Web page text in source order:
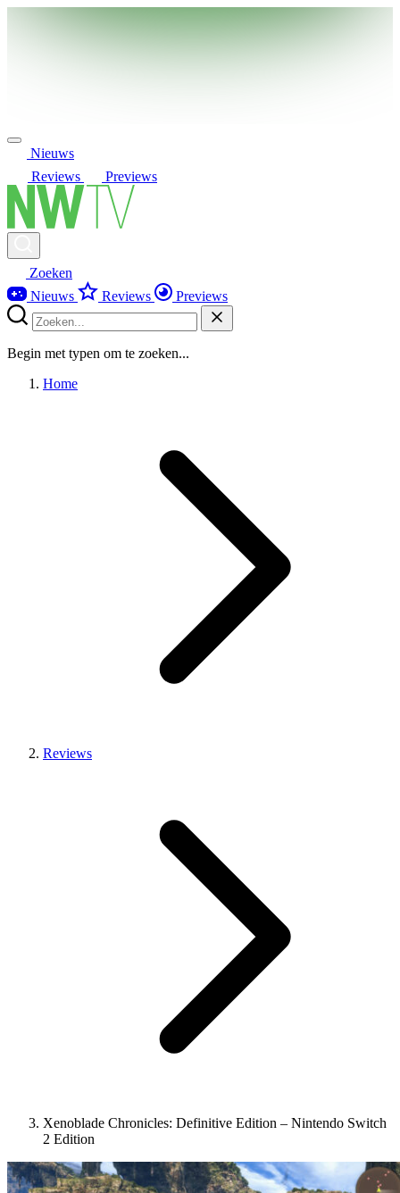
Nieuws
Reviews
Previews
Zoeken
Nieuws
Reviews Previews
Begin met typen om te zoeken...
Home
Reviews
Xenoblade Chronicles: Definitive Edition – Nintendo Switch
2 Edition